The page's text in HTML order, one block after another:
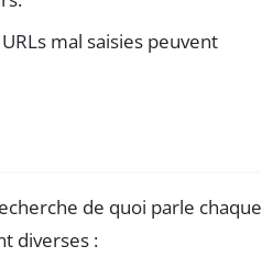
mal saisies peuvent
de quoi parle chaque
diverses :